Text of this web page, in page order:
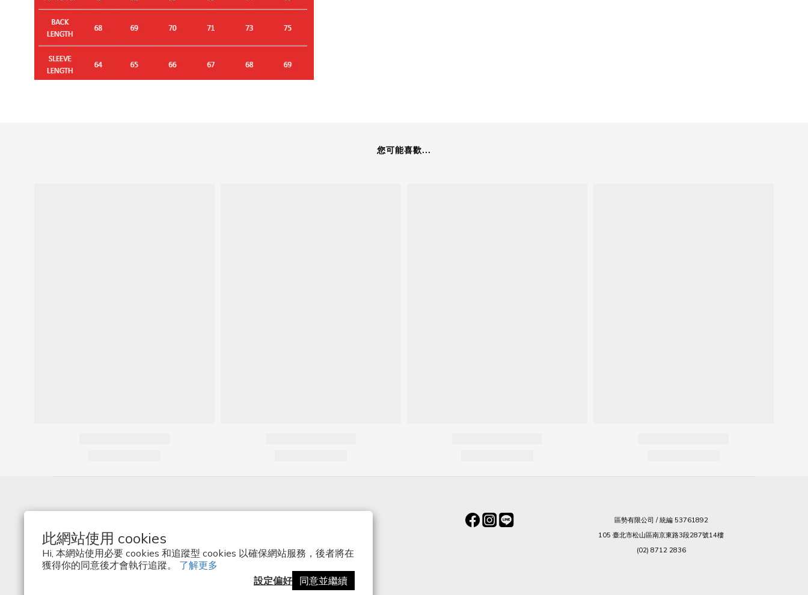
此網站使用 cookies
Hi, 本網站使用必要 cookies 和追蹤型 cookies 以確保網站服務，後者將在
獲得你的同意後才會執行追蹤。 了解更多
設定偏好
同意並繼續
您可能喜歡...
News
Stores
Contact
Privacy Policy
區勢有限公司 / 統編 53761892
105 臺北市松山區南京東路3段287號14樓
(02) 8712 2836